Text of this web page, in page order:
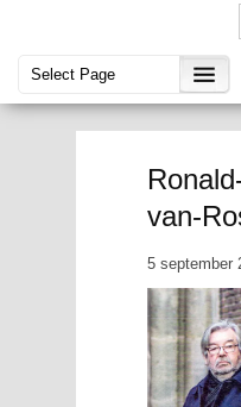
van-
5 september